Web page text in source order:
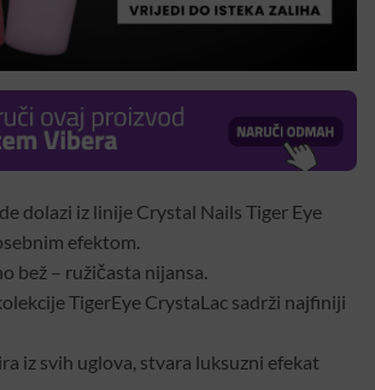
dolazi iz linije Crystal Nails Tiger Eye
efektom.
bež – ružičasta nijansa.
TigerEye CrystaLac sadrži najfiniji
iz svih uglova, stvara luksuzni efekat